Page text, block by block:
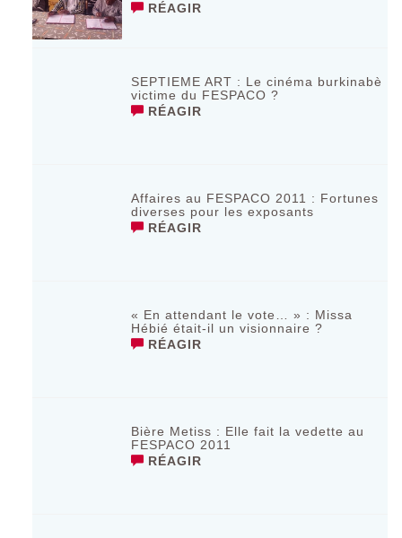
RÉAGIR
SEPTIEME ART : Le cinéma burkinabè
victime du FESPACO ?
RÉAGIR
Affaires au FESPACO 2011 : Fortunes
diverses pour les exposants
RÉAGIR
« En attendant le vote… » : Missa
Hébié était-il un visionnaire ?
RÉAGIR
Bière Metiss : Elle fait la vedette au
FESPACO 2011
RÉAGIR